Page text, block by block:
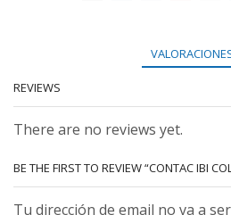
REVIEWS
There are no reviews yet.
BE THE FIRST TO REVIEW “CONTAC IBI
Tu dirección de email no va a